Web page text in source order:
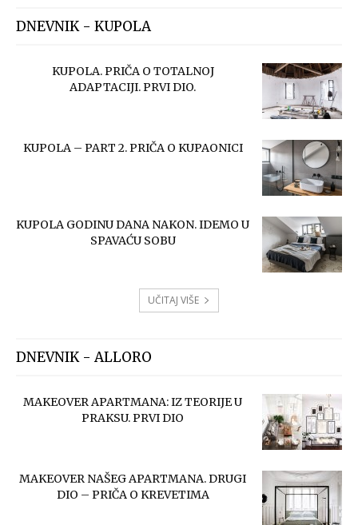
DNEVNIK - KUPOLA
KUPOLA. PRIČA O TOTALNOJ
ADAPTACIJI. PRVI DIO.
KUPOLA – PART 2. PRIČA O KUPAONICI
KUPOLA GODINU DANA NAKON. IDEMO U
SPAVAĆU SOBU
UČITAJ VIŠE
DNEVNIK - ALLORO
MAKEOVER APARTMANA: IZ TEORIJE U
PRAKSU. PRVI DIO
MAKEOVER NAŠEG APARTMANA. DRUGI
DIO – PRIČA O KREVETIMA